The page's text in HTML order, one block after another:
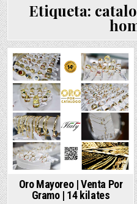
Etiqueta:
Posted
in
Oro Mayoreo | Venta Por
Gramo | 14 kilates